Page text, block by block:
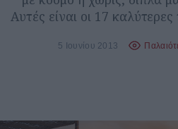
Αυτές είναι οι 17
5 Ιουνίου 2013